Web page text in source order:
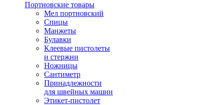
Портновские товары
Мел портновский
Спицы
Манжеты
Булавки
Клеевые пистолеты
и стержни
Ножницы
Сантиметр
Принадлежности
для швейных машин
Этикет-пистолет